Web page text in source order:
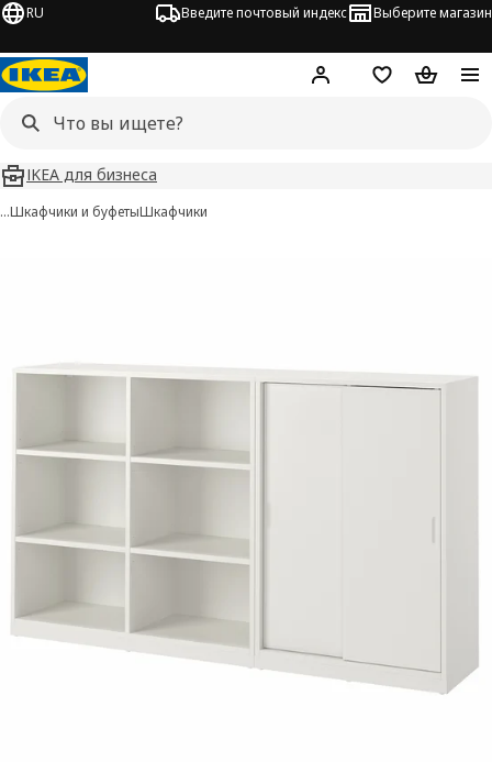
RU Введите почтовый индекс Выберите магазин
Hej! ВойтиСписокКорзина
IKEA для бизнеса
…Шкафчики и буфетыШкафчики